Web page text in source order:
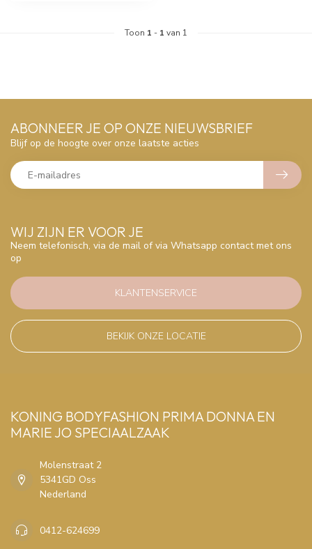
Toon 1 - 1 van 1
WIJ ZIJN ER VOOR JE
Neem telefonisch, via de mail of via Whatsapp contact met ons
op
KLANTENSERVICE
BEKIJK ONZE LOCATIE
ABONNEER JE OP ONZE NIEUWSBRIEF
Blijf op de hoogte over onze laatste acties
KONING BODYFASHION PRIMA DONNA EN
MARIE JO SPECIAALZAAK
Molenstraat 2
5341GD Oss
Nederland
0412-624699